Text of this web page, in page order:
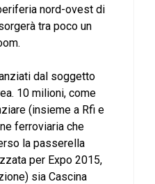
nord-ovest di
tra poco un
dal soggetto
10 milioni, come
(insieme a Rfi e
ferroviaria che
la passerella
per Expo 2015,
sia Cascina